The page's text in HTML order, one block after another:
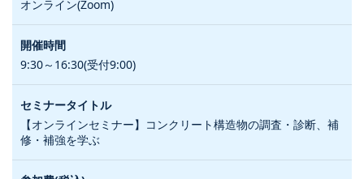
オンライン(Zoom)
9:30～16:30(受付9:00)
【オンラインセミナー】コンクリート構造物の調査・診断、補
修・補強を学ぶ